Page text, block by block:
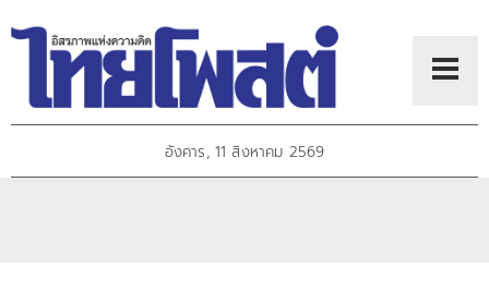
อังคาร, 11 สิงหาคม 2569